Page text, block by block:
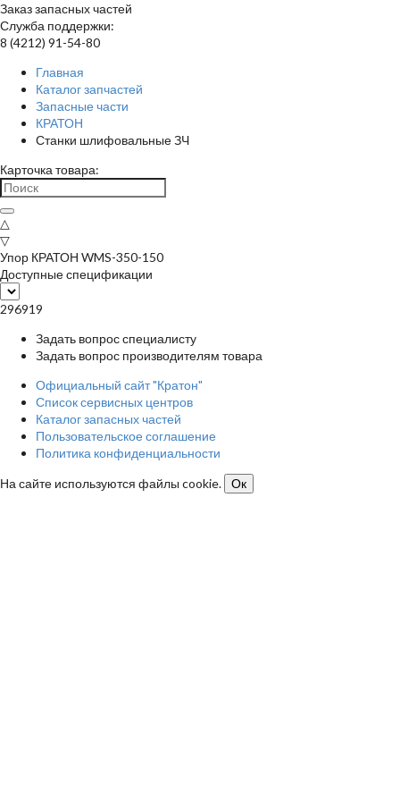
Заказ запасных частей
Служба поддержки:
8 (4212) 91-54-80
Главная
Каталог запчастей
Запасные части
КРАТОН
Станки шлифовальные ЗЧ
Карточка товара:
△
▽
Упор КРАТОН WMS-350-150
Доступные спецификации
296919
Задать вопрос специалисту
Задать вопрос производителям товара
Официальный сайт "Кратон"
Список сервисных центров
Каталог запасных частей
Пользовательское соглашение
Политика конфиденциальности
На сайте используются файлы cookie.
Ок